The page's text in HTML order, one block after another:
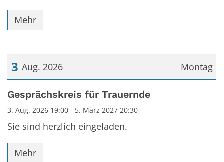
Mehr
Montag
3 Aug. 2026
Datum: 3. August 2026
Gesprächskreis für Trauernde
3. Aug. 2026 19:00 - 5. März 2027 20:30
Sie sind herzlich eingeladen.
Mehr